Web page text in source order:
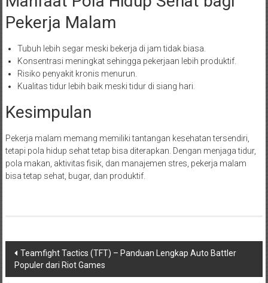
Pekerja Malam
Tubuh lebih segar meski bekerja di jam tidak biasa.
Konsentrasi meningkat sehingga pekerjaan lebih produktif.
Risiko penyakit kronis menurun.
Kualitas tidur lebih baik meski tidur di siang hari.
Kesimpulan
Pekerja malam memang memiliki tantangan kesehatan tersendiri,
tetapi pola hidup sehat tetap bisa diterapkan. Dengan menjaga tidur,
pola makan, aktivitas fisik, dan manajemen stres, pekerja malam
bisa tetap sehat, bugar, dan produktif.
Navigasi
pos
Teamfight Tactics (TFT) – Panduan Lengkap Auto Battler
Populer dari Riot Games